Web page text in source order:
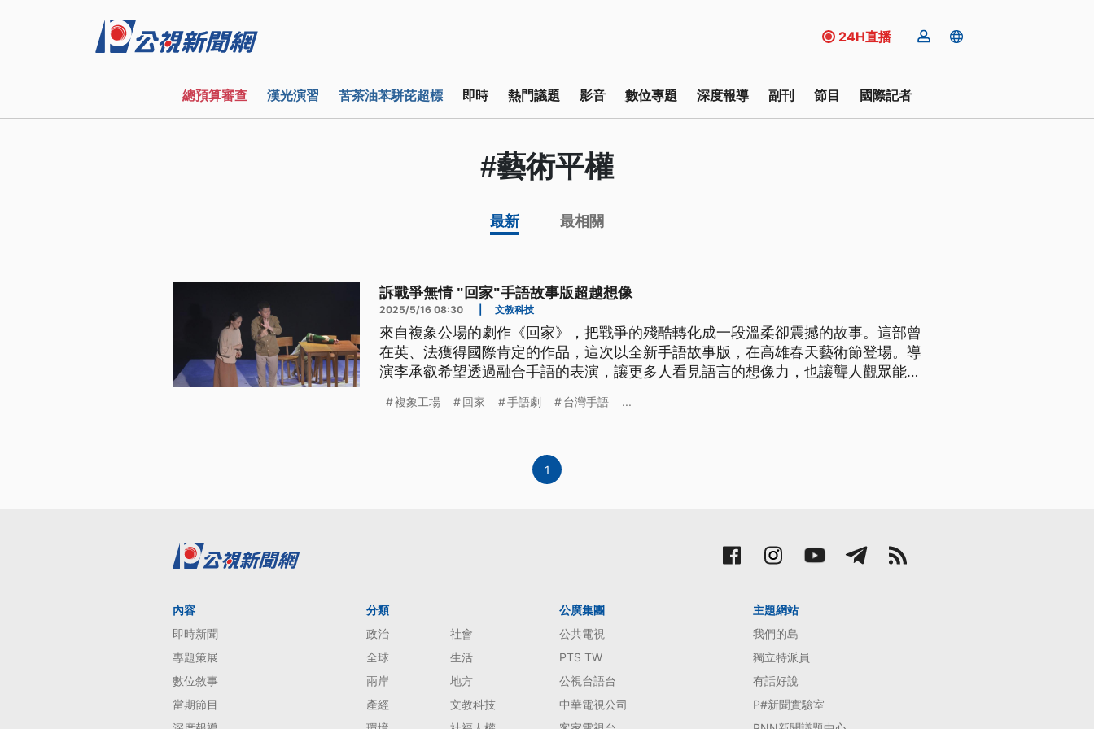
24H直播
總預算審查 漢光演習 苦茶油苯駢芘超標 即時 熱門議題 影音 數位專題 深度報導 副刊 節目 國際記者
#藝術平權
最新 最相關
訴戰爭無情 "回家"手語故事版超越想像
2025/5/16 08:30 文教科技
來自複象公場的劇作《回家》，把戰爭的殘酷轉化成一段溫柔卻震撼的故事。這部曾
在英、法獲得國際肯定的作品，這次以全新手語故事版，在高雄春天藝術節登場。導
演李承叡希望透過融合手語的表演，讓更多人看見語言的想像力，也讓聾人觀眾能無
複象工場 回家 手語劇 台灣手語 ...
1
內容
即時新聞
專題策展
數位敘事
當期節目
分類
政治
社會
全球
生活
兩岸
地方
產經
文教科技
公廣集團
公共電視
PTS TW
公視台語台
中華電視公司
主題網站
我們的島
獨立特派員
有話好說
P#新聞實驗室